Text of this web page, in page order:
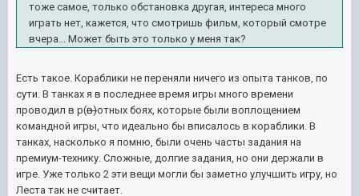
тоже самое, только обстановка другая, интереса много
играть нет, кажется, что смотришь фильм, который смотре
вчера... Может быть это только у меня так?
Есть такое. Кораблики не переняли ничего из опыта танков, по
сути. В танках я в последнее время игры много времени
проводил в р(в)отных боях, которые были воплощением
командной игры, что идеально бы вписалось в кораблики. В
танках, насколько я помню, были очень часты задания на
премиум-технику. Сложные, долгие задания, но они держали в
игре. Уже только 2 эти вещи могли бы заметно улучшить игру, но
Леста так не считает.